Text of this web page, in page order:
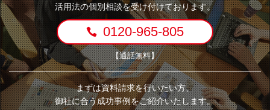
活用法の個別相談を受け付けております。
0120-965-805
【通話無料】
まずは資料請求を行いたい方、
御社に合う成功事例をご紹介いたします。